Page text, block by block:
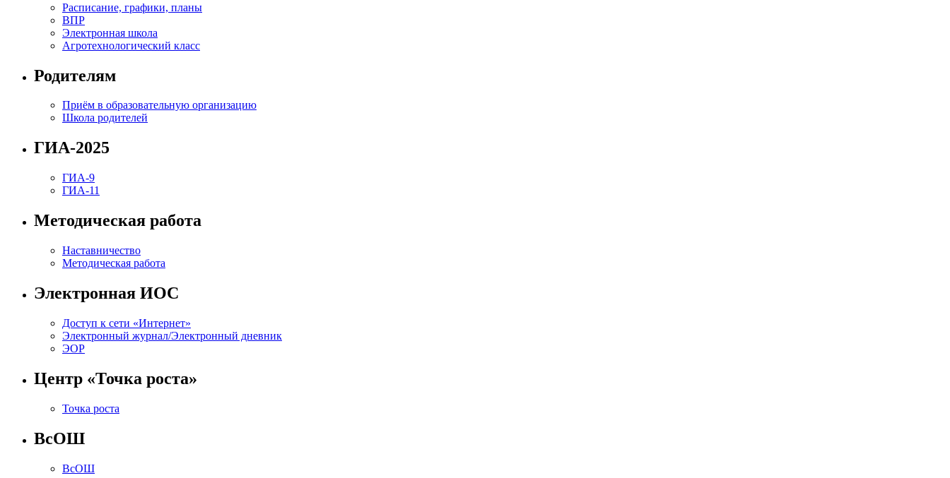
Расписание, графики, планы
ВПР
Электронная школа
Агротехнологический класс
Родителям
Приём в образовательную организацию
Школа родителей
ГИА-2025
ГИА-9
ГИА-11
Методическая работа
Наставничество
Методическая работа
Электронная ИОС
Доступ к сети «Интернет»
Электронный журнал/Электронный дневник
ЭОР
Центр «Точка роста»
Точка роста
ВсОШ
ВсОШ